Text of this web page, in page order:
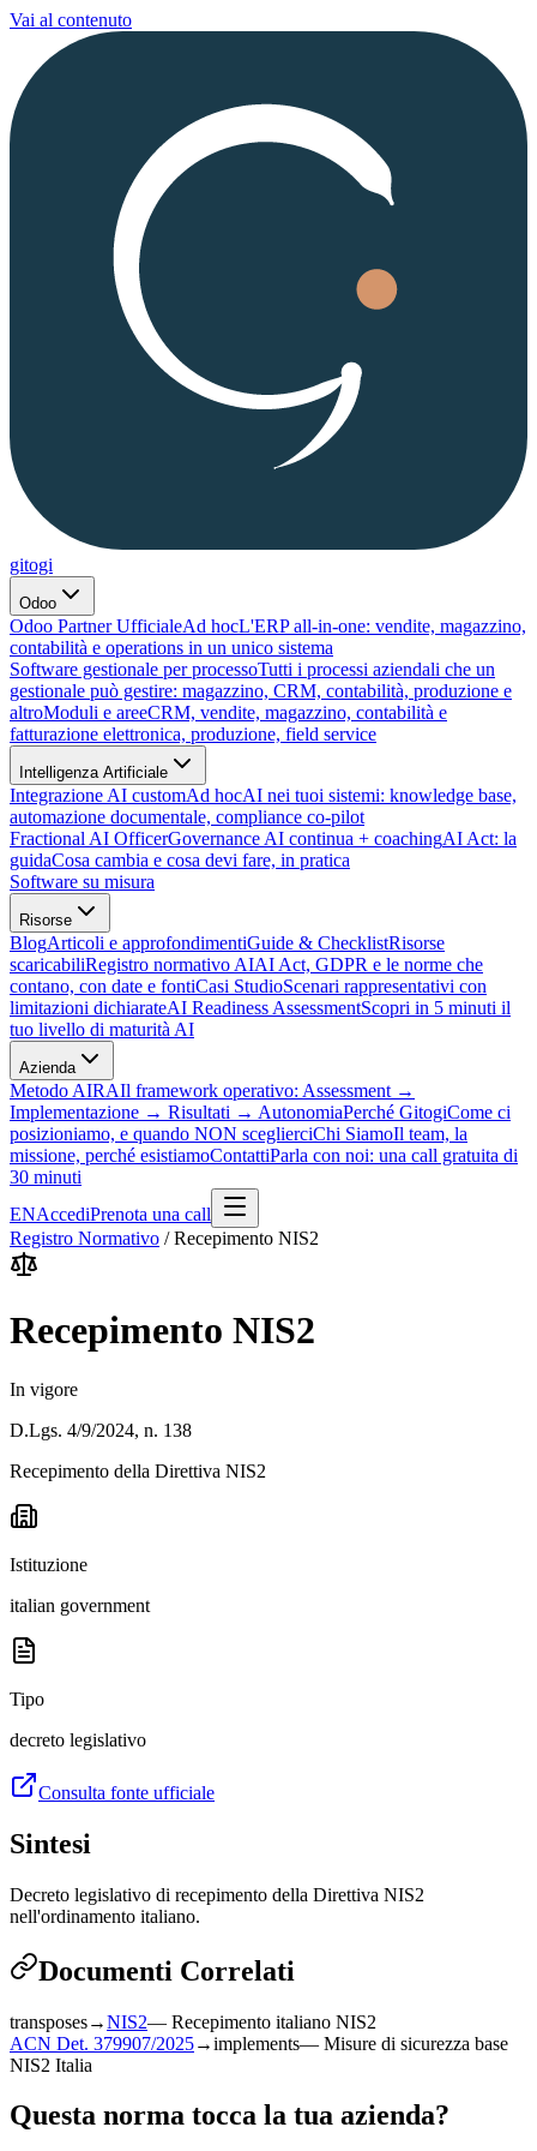
Vai al contenuto
gitogi
Odoo
Odoo Partner UfficialeAd hocL'ERP all-in-one: vendite, magazzino,
contabilità e operations in un unico sistema
Software gestionale per processoTutti i processi aziendali che un
gestionale può gestire: magazzino, CRM, contabilità, produzione e
altroModuli e areeCRM, vendite, magazzino, contabilità e
fatturazione elettronica, produzione, field service
Intelligenza Artificiale
Integrazione AI customAd hocAI nei tuoi sistemi: knowledge base,
automazione documentale, compliance co-pilot
Fractional AI OfficerGovernance AI continua + coachingAI Act: la
guidaCosa cambia e cosa devi fare, in pratica
Software su misura
Risorse
BlogArticoli e approfondimentiGuide & ChecklistRisorse
scaricabiliRegistro normativo AIAI Act, GDPR e le norme che
contano, con date e fontiCasi StudioScenari rappresentativi con
limitazioni dichiarateAI Readiness AssessmentScopri in 5 minuti il
tuo livello di maturità AI
Azienda
Metodo AIRAIl framework operativo: Assessment →
Implementazione → Risultati → AutonomiaPerché GitogiCome ci
posizioniamo, e quando NON sceglierciChi SiamoIl team, la
missione, perché esistiamoContattiParla con noi: una call gratuita di
30 minuti
ENAccediPrenota una call
Registro Normativo /Recepimento NIS2
Recepimento NIS2
In vigore
D.Lgs. 4/9/2024, n. 138
Recepimento della Direttiva NIS2
Istituzione
italian government
Tipo
decreto legislativo
Consulta fonte ufficiale
Sintesi
Decreto legislativo di recepimento della Direttiva NIS2
nell'ordinamento italiano.
Documenti Correlati
transposes→NIS2— Recepimento italiano NIS2
ACN Det. 379907/2025→implements— Misure di sicurezza base
NIS2 Italia
Questa norma tocca la tua azienda?